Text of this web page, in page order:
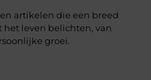
artikelen die een breed
het leven belichten, van
groei.